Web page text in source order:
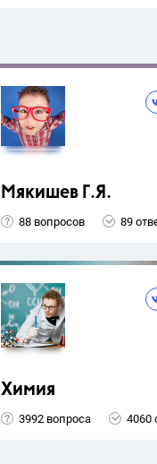
Мякишев Г.Я.
88 вопросов 89
Химия
3992 вопроса 4060